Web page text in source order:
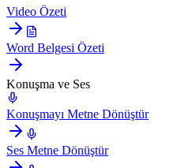
Video Özeti
Word Belgesi Özeti
Konuşma ve Ses
Konuşmayı Metne Dönüştür
Ses Metne Dönüştür